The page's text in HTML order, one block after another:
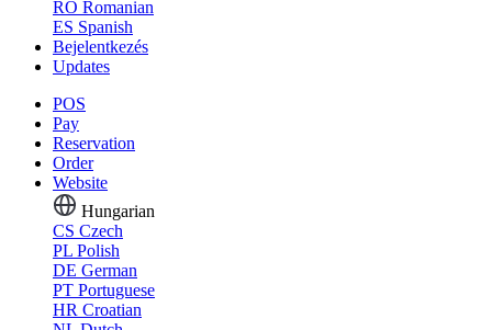
RO Romanian
ES Spanish
Bejelentkezés
Updates
POS
Pay
Reservation
Order
Website
Hungarian
CS Czech
PL Polish
DE German
PT Portuguese
HR Croatian